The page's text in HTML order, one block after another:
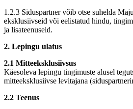
1.2.3 Siduspartner võib otse suhelda
eksklusiivseid või eelistatud hindu,
ja lisateenuseid.
2. Lepingu ulatus
2.1 Mitteeksklusiivsus
Käesoleva lepingu tingimuste alusel
mitteeksklusiivse levitajana
2.2 Teenus